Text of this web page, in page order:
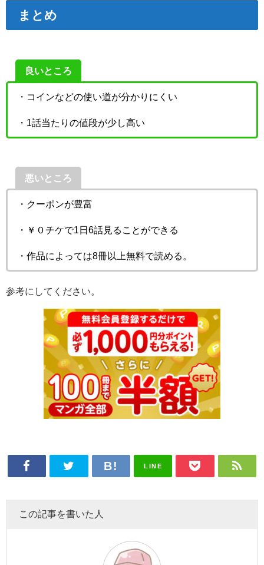
まとめ
良いところ
・コインなどの使い道が分かりにくい
・1話当たりの値段が少し高い
悪いところ
・クーポンが豊富
・￥０チケで1日6話見ることができる
・作品によっては8冊以上無料で読める。
参考にしてください。
LINE
この記事を書いた人